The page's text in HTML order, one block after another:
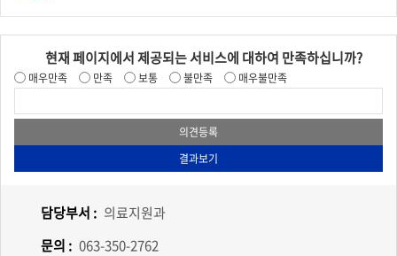
현재 페이지에서 제공되는 서비스에 대하여 만족하십니까?
매우만족 만족 보통 불만족 매우불만족
담당부서 : 의료지원과
문의 : 063-350-2762